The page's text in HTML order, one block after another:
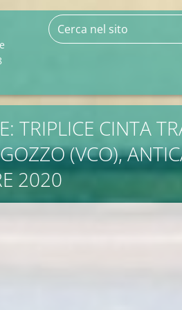
TRIPLICE CINTA
(VCO),
2020